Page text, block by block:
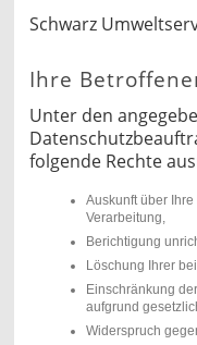
Schwarz
Ihre
Unter den
folgende Rechte
Auskunft über
Verarbeitung,
Berichtigung
Löschung Ihrer
Einschränkung
aufgrund
Widerspruch